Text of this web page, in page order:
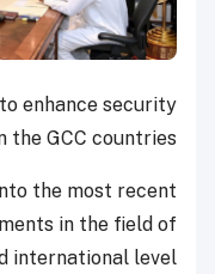
enhance security
GCC countries.
the most recent
in the field of
international level.